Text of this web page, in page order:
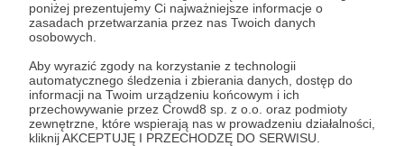
poniżej prezentujemy Ci najważniejsze informacje o
zasadach przetwarzania przez nas Twoich danych
osobowych.
Aby wyrazić zgody na korzystanie z technologii
automatycznego śledzenia i zbierania danych, dostęp do
informacji na Twoim urządzeniu końcowym i ich
przechowywanie przez Crowd8 sp. z o.o. oraz podmioty
zewnętrzne, które wspierają nas w prowadzeniu działalności,
kliknij AKCEPTUJĘ I PRZECHODZĘ DO SERWISU.
W Patronite od 01.11.2020
Patronatów:0